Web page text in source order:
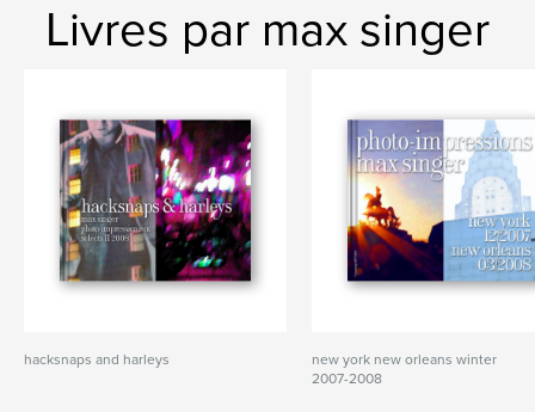
Livres par max singer
hacksnaps and harleys
new york new orleans winter
2007-2008